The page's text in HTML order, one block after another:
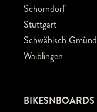
Schorndorf
Stuttgart
Schwäbisch Gmünd
Waiblingen
BIKESNBOARDS